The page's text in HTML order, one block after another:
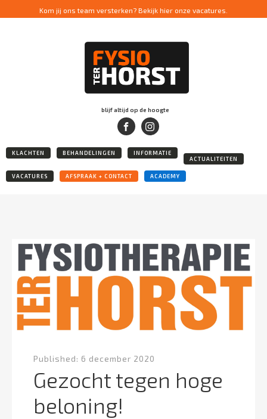
Kom jij ons team versterken? Bekijk hier onze vacatures.
blijf altijd op de hoogte
KLACHTEN BEHANDELINGEN
INFORMATIE
ACTUALITEITEN
VACATURES AFSPRAAK + CONTACT ACADEMY
Published: 6 december 2020
Gezocht tegen hoge
beloning!